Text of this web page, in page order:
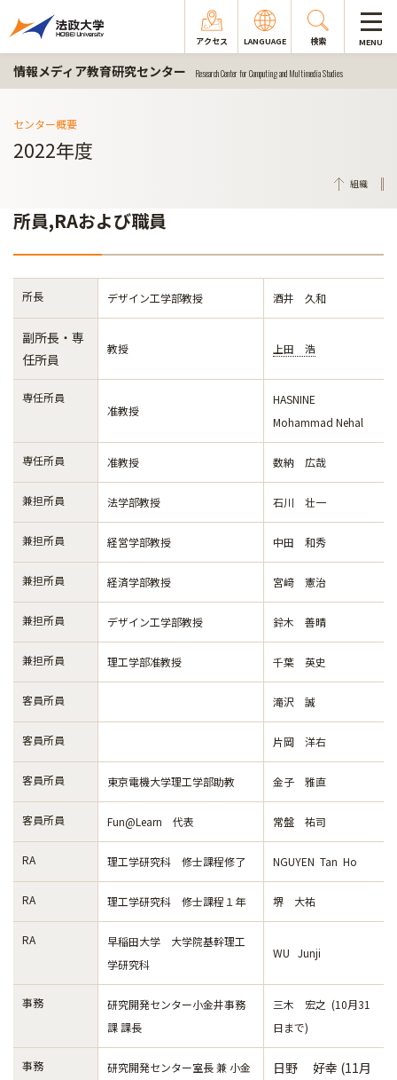
アクセス LANGUAGE 検索 MENU
情報メディア教育研究センター Research Center for Computing and Multimedia Studies
センター概要
2022年度
組織
所員,RAおよび職員
所長 デザイン工学部教授 酒井 久和
副所長・専
任所員
教授 上田 浩
専任所員
准教授
HASNINE
Mohammad Nehal
専任所員 准教授 数納 広哉
兼担所員 法学部教授 石川 壮一
兼担所員 経営学部教授 中田 和秀
兼担所員 経済学部教授 宮﨑 憲治
兼担所員 デザイン工学部教授 鈴木 善晴
兼担所員 理工学部准教授 千葉 英史
客員所員 滝沢 誠
客員所員 片岡 洋右
客員所員 東京電機大学理工学部助教 金子 雅直
客員所員 Fun@Learn 代表 常盤 祐司
RA 理工学研究科 修士課程修了 NGUYEN Tan Ho
RA 理工学研究科 修士課程１年 堺 大祐
RA
早稲田大学 大学院基幹理工
学研究科
WU Junji
事務
研究開発センター小金井事務
課 課長
三木 宏之 (10月31
日まで)
事務
研究開発センター室長 兼 小金
日野 好幸 (11月